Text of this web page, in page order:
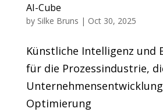
AI-Cube
by Silke Bruns | Oct 30, 2025
Künstliche Intelligenz und
für die Prozessindustrie,
Optimierung